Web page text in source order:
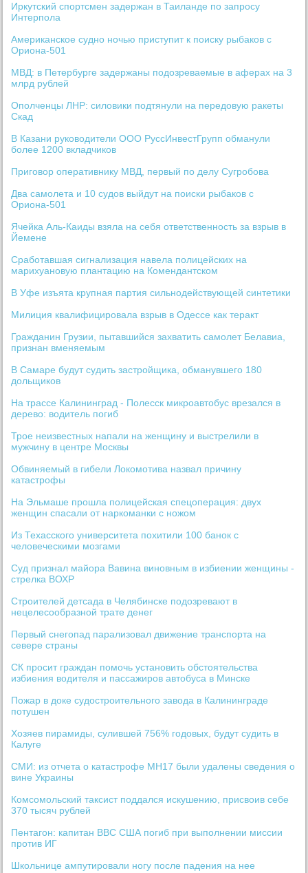
Иркутский спортсмен задержан в Таиланде по запросу
Интерпола
Американское судно ночью приступит к поиску рыбаков с
Ориона-501
МВД: в Петербурге задержаны подозреваемые в аферах на 3
млрд рублей
Ополченцы ЛНР: силовики подтянули на передовую ракеты
Скад
В Казани руководители ООО РуссИнвестГрупп обманули
более 1200 вкладчиков
Приговор оперативнику МВД, первый по делу Сугробова
Два самолета и 10 судов выйдут на поиски рыбаков с
Ориона-501
Ячейка Аль-Каиды взяла на себя ответственность за взрыв в
Йемене
Сработавшая сигнализация навела полицейских на
марихуановую плантацию на Комендантском
В Уфе изъята крупная партия сильнодействующей синтетики
Милиция квалифицировала взрыв в Одессе как теракт
Гражданин Грузии, пытавшийся захватить самолет Белавиа,
признан вменяемым
В Самаре будут судить застройщика, обманувшего 180
дольщиков
На трассе Калининград - Полесск микроавтобус врезался в
дерево: водитель погиб
Трое неизвестных напали на женщину и выстрелили в
мужчину в центре Москвы
Обвиняемый в гибели Локомотива назвал причину
катастрофы
На Эльмаше прошла полицейская спецоперация: двух
женщин спасали от наркоманки с ножом
Из Техасского университета похитили 100 банок с
человеческими мозгами
Суд признал майора Вавина виновным в избиении женщины -
стрелка ВОХР
Строителей детсада в Челябинске подозревают в
нецелесообразной трате денег
Первый снегопад парализовал движение транспорта на
севере страны
СК просит граждан помочь установить обстоятельства
избиения водителя и пассажиров автобуса в Минске
Пожар в доке судостроительного завода в Калининграде
потушен
Хозяев пирамиды, сулившей 756% годовых, будут судить в
Калуге
СМИ: из отчета о катастрофе MH17 были удалены сведения о
вине Украины
Комсомольский таксист поддался искушению, присвоив себе
370 тысяч рублей
Пентагон: капитан ВВС США погиб при выполнении миссии
против ИГ
Школьнице ампутировали ногу после падения на нее